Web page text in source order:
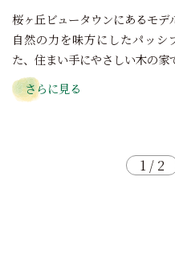
桜ヶ丘ビュータウンにあるモデ
自然の力を味方にしたパッシ
た、住まい手にやさしい木の家
さらに見る
1 / 2